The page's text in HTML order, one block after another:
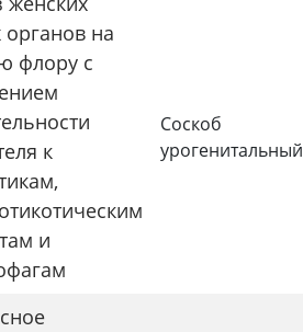
на
флору с
к
и
Соскоб
урогенитальный